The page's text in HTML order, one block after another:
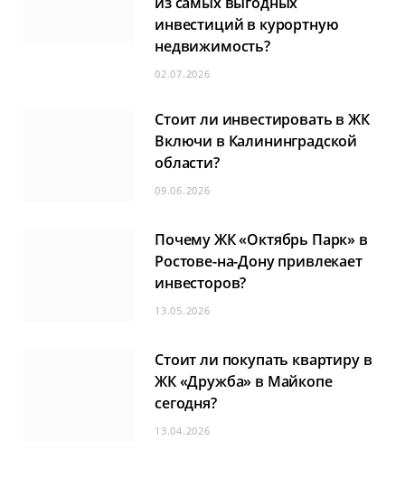
инвестиций в курортную
недвижимость?
02.07.2026
Стоит ли инвестировать в ЖК
Включи в Калининградской
области?
09.06.2026
Почему ЖК «Октябрь Парк» в
Ростове-на-Дону привлекает
инвесторов?
13.05.2026
Стоит ли покупать квартиру в
ЖК «Дружба» в Майкопе
сегодня?
13.04.2026